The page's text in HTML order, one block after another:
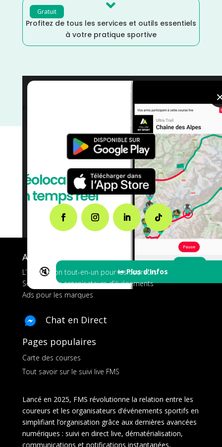
Gratuit 
Profitez de tous les services et outils essentiels
à votre pratique sportive
🔇 👀 Plus d'Infos
Février
Distance Marathon/Distance
courses
A propos de FMS
L’application tout-en-un pour les coureurs
Services aux organisateurs d’événements
Ads pour les marques
Chat en Direct
Pages populaires
Carte des courses
Tout savoir sur le suivi live FMS
Lancé en 2025, FMS révolutionne la relation entre les
coureurs et les organisateurs d’événements sportifs en
simplifiant l’organisation grâce aux dernières avancées
numériques : suivi en direct live, dématérialisation,
communications et notifications instantanées,